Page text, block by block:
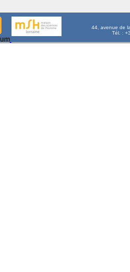
44, avenue de
Tél. :